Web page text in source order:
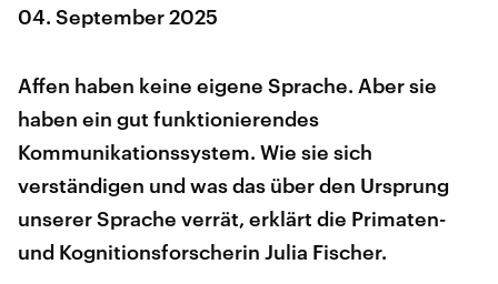
04. September 2025
Affen haben keine eigene Sprache. Aber sie
haben ein gut funktionierendes
Kommunikationssystem. Wie sie sich
verständigen und was das über den Ursprung
unserer Sprache verrät, erklärt die Primaten-
und Kognitionsforscherin Julia Fischer.